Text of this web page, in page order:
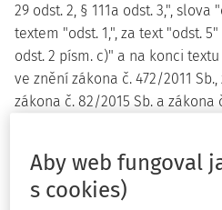
29 odst. 2, § 111a odst. 3,",
textem "odst. 1,", za text "odst.
odst. 2 písm. c)" a na konci
ve znění zákona č. 472/2011
zákona č. 82/2015 Sb. a zákona
Aby web fungoval
s cookies)